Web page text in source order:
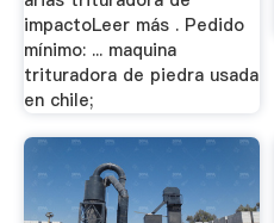
impactoLeer más . Pedido
mínimo: ... maquina
trituradora de piedra usada
en chile;